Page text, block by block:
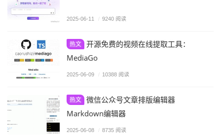
2025-06-11 / 9240 阅读
热文 开源免费的视频在线提取工具：
MediaGo
2025-06-09 / 10388 阅读
热文 微信公众号文章排版编辑器
Markdown编辑器
2025-06-08 / 8735 阅读